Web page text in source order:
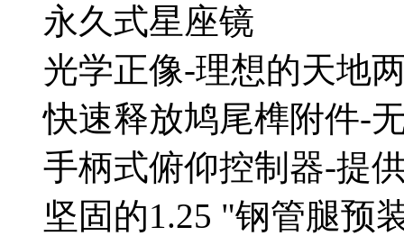
永久式星座镜
光学正像-理想的天地
快速释放鸠尾榫附件-
手柄式俯仰控制器-提
坚固的1.25 "钢管腿预